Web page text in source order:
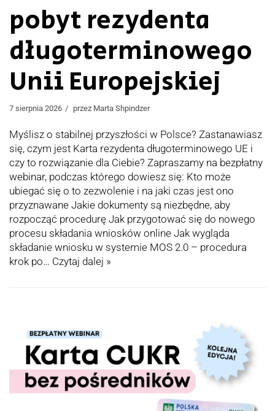
pobyt rezydenta
długoterminowego
Unii Europejskiej
7 sierpnia 2026 przez Marta Shpindzer
Myślisz o stabilnej przyszłości w Polsce? Zastanawiasz
się, czym jest Karta rezydenta długoterminowego UE i
czy to rozwiązanie dla Ciebie? Zapraszamy na bezpłatny
webinar, podczas którego dowiesz się: Kto może
ubiegać się o to zezwolenie i na jaki czas jest ono
przyznawane Jakie dokumenty są niezbędne, aby
rozpocząć procedurę Jak przygotować się do nowego
procesu składania wniosków online Jak wygląda
składanie wniosku w systemie MOS 2.0 – procedura
krok po… Czytaj dalej »